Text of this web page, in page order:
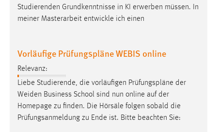
Studierenden Grundkenntnisse in KI erwerben müssen. In
meiner Masterarbeit entwickle ich einen
Vorläufige Prüfungspläne WEBIS online
Relevanz:
Liebe Studierende, die vorläufigen Prüfungspläne der
Weiden Business School sind nun online auf der
Homepage zu finden. Die Hörsäle folgen sobald die
Prüfungsanmeldung zu Ende ist. Bitte beachten Sie:
Zweck:
Cookie Laufzeit:
24 Stunden
STATISTIK
Statistik Cookies erfassen Informationen anonym.